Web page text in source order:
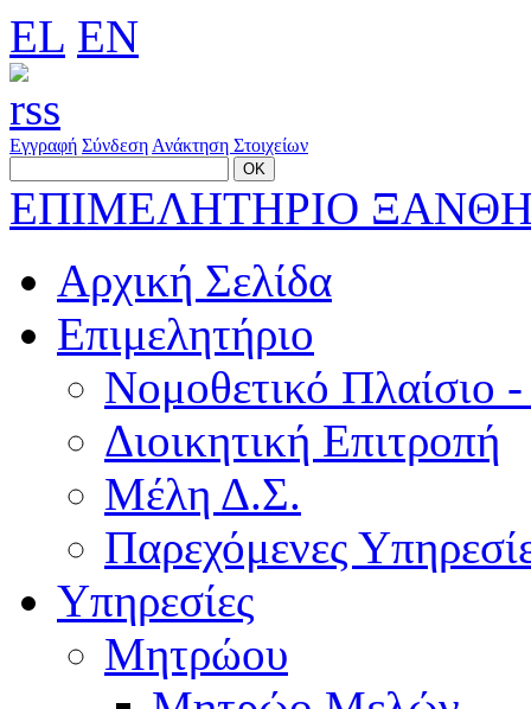
EL EN
Εγγραφή Σύνδεση Ανάκτηση Στοιχείων
ΕΠΙΜΕΛΗΤΗΡΙΟ
Αρχική Σελίδα
Επιμελητήριο
Νομοθετικό Πλαίσιο
Διοικητική Επιτροπή
Μέλη Δ.Σ.
Παρεχόμενες
Υπηρεσίες
Μητρώου